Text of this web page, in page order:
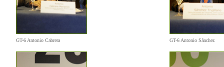
GT-6 Antonio Cabrera GT-6 Antonio Sánchez